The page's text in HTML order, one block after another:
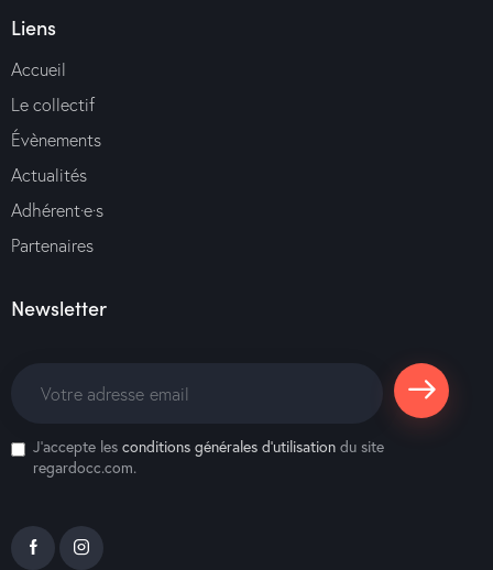
Liens
Accueil
Le collectif
Évènements
Actualités
Adhérent·e·s
Partenaires
Newsletter
S'abonne
J'accepte les conditions générales d’utilisation du site
regardocc.com.